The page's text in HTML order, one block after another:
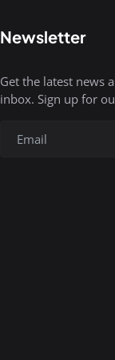
Newsletter
Get the latest news
inbox. Sign up for